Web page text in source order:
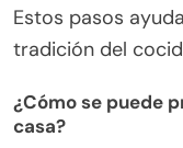
Estos pasos
tradición del
¿Cómo se puede
casa?